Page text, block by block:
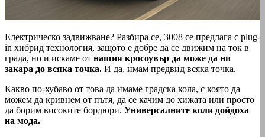
Електрическо задвижване? Разбира се, 3008 се предлага с plug-
in хибрид технология, защото е добре да се движим на ток в
града, но и искаме от нашия кросоувър да може да ни
закара до всяка точка. И да, имам предвид всяка точка.
Какво по-хубаво от това да имаме градска кола, с която да
можем да кривнем от пътя, да се качим до хижата или просто
да борим високите бордюри. Универсалните коли дойдоха
на мода.